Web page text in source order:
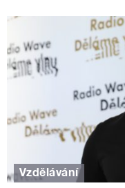
Vzdělávání